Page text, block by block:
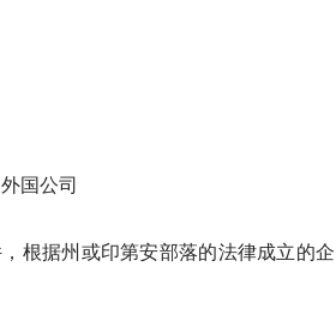
国公司
根据州或印第安部落的法律成立的企